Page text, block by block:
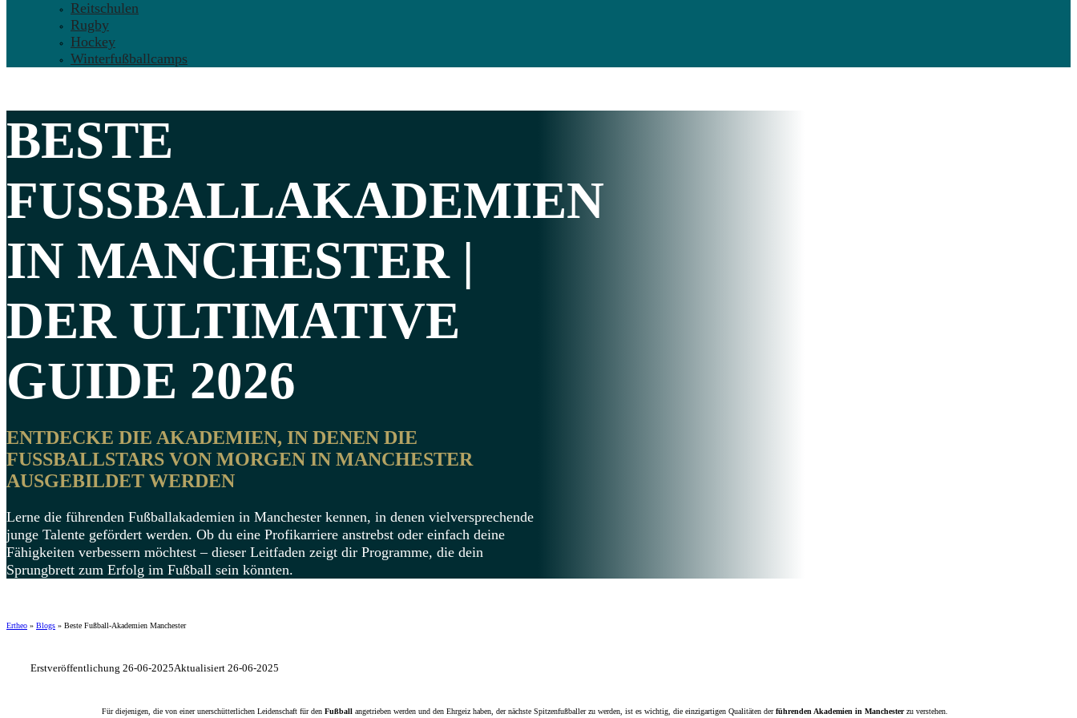
Reitschulen
Rugby
Hockey
Winterfußballcamps
BESTE
FUSSBALLAKADEMIEN
IN MANCHESTER |
DER ULTIMATIVE
GUIDE 2026
ENTDECKE DIE AKADEMIEN, IN DENEN DIE
FUSSBALLSTARS VON MORGEN IN MANCHESTER A
USGEBILDET WERDEN
Lerne die führenden Fußballakademien in Manchester kennen, in denen vielversprechende
junge Talente gefördert werden. Ob du eine Profikarriere anstrebst oder einfach deine
Fähigkeiten verbessern möchtest – dieser Leitfaden zeigt dir Programme, die dein
Sprungbrett zum Erfolg im Fußball sein könnten.
Ertheo » Blogs » Beste Fußball-Akademien Manchester
Erstveröffentlichung 26-06-2025Aktualisiert 26-06-2025
Für diejenigen, die von einer unerschütterlichen Leidenschaft für den Fußball angetrieben werden und den Ehrgeiz haben, der nächste Spitzenfußballer zu werden, ist es wichtig, die einzigartigen Qualitäten derführenden Akademien in Manchesterzu verstehen.